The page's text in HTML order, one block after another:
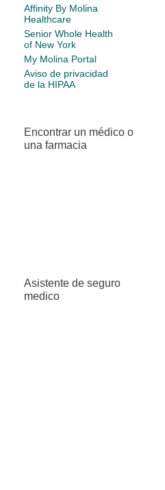
Affinity By Molina
Healthcare
Senior Whole Health
of New York
My Molina Portal
Aviso de privacidad
de la HIPAA
Encontrar un médico o
una farmacia
Asistente de seguro
medico